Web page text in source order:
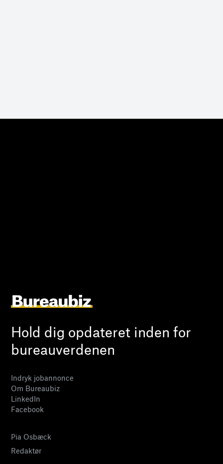
Hold dig opdateret inden for
bureauverdenen
Indryk jobannonce
Om Bureaubiz
LinkedIn
Facebook
Pia Osbæck
Redaktør